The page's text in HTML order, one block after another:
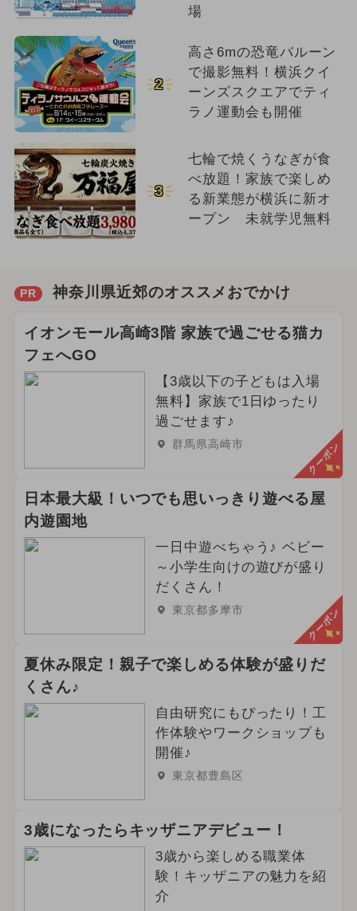
場
2
高さ6mの恐竜バルーン
で撮影無料！横浜クイ
ーンズスクエアでティ
ラノ運動会も開催
3
七輪で焼くうなぎが食
べ放題！家族で楽しめ
る新業態が横浜に新オ
ープン 未就学児無料
PR 神奈川県近郊のオススメおでかけ
イオンモール高崎3階 家族で過ごせる猫カ
フェへGO
【3歳以下の子どもは入場
無料】家族で1日ゆったり
過ごせます♪
群馬県高崎市 クーポン
日本最大級！いつでも思いっきり遊べる屋
内遊園地
一日中遊べちゃう♪ ベビー
～小学生向けの遊びが盛り
だくさん！
東京都多摩市 クーポン
夏休み限定！親子で楽しめる体験が盛りだ
くさん♪
自由研究にもぴったり！工
作体験やワークショップも
開催♪
東京都豊島区
3歳になったらキッザニアデビュー！
3歳から楽しめる職業体
験！キッザニアの魅力を紹
介